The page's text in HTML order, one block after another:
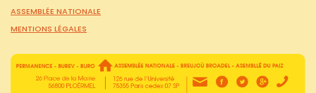
ASSEMBLÉE NATIONALE
MENTIONS LÉGALES